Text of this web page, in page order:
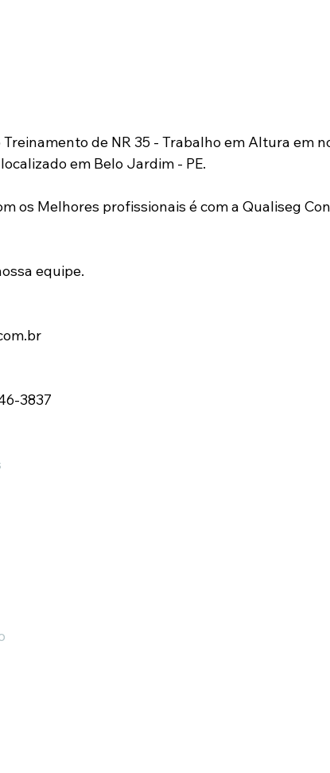
Treinamento de NR 35 - Trabalho em Altura em
em Belo Jardim - PE.
os Melhores profissionais é com a Qualiseg
equipe.
3837